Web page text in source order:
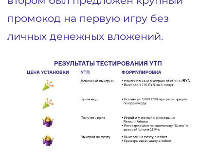
промокод на первую игру без
личных денежных вложений.